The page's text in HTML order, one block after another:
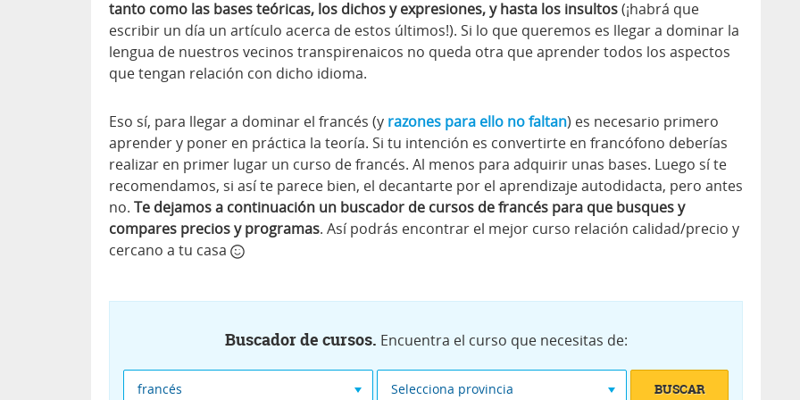
tanto como las bases teóricas, los dichos y expresiones, y hasta los insultos(¡habrá que
escribir un día un artículo acerca de estos últimos!). Si lo que queremos es llegar a dominar la
lengua de nuestros vecinos transpirenaicos no queda otra que aprender todos los aspectos
que tengan relación con dicho idioma.
Eso sí, para llegar a dominar el francés (y razones para ello no faltan) es necesario primero
aprender y poner en práctica la teoría. Si tu intención es convertirte en francófono deberías
realizar en primer lugar un curso de francés. Al menos para adquirir unas bases. Luego sí te
recomendamos, si así te parece bien, el decantarte por el aprendizaje autodidacta, pero antes
no. Te dejamos a continuación un buscador de cursos de francés para que busques y
compares precios y programas. Así podrás encontrar el mejor curso relación calidad/precio y
cercano a tu casa
Buscador de cursos. Encuentra el curso que necesitas de:
francés Selecciona provincia BUSCAR